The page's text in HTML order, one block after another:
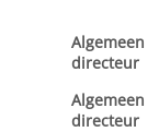
Algemeen
directeur
Algemeen
directeur